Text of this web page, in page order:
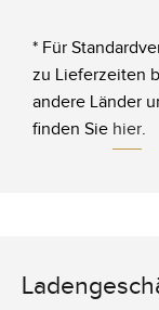
* Für
zu Lieferzeiten
andere Länder
finden Sie hier.